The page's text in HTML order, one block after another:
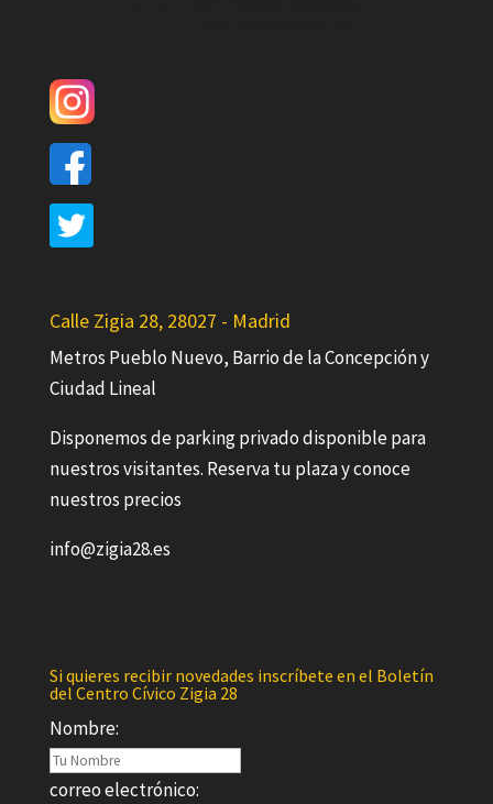
Calle Zigia 28, 28027 - Madrid
Metros Pueblo Nuevo, Barrio de la Concepción y
Ciudad Lineal
Disponemos de parking privado disponible para
nuestros visitantes. Reserva tu plaza y conoce
nuestros precios
info@zigia28.es
Si quieres recibir novedades inscríbete en el Boletín
del Centro Cívico Zigia 28
Nombre:
correo electrónico: